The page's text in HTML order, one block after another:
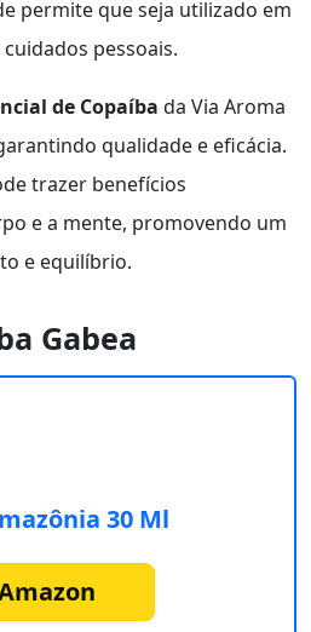
permite que seja utilizado em
pessoais.
de Copaíba da Via Aroma
qualidade e eficácia.
trazer benefícios
e a mente, promovendo um
e equilíbrio.
Gabea
30 Ml